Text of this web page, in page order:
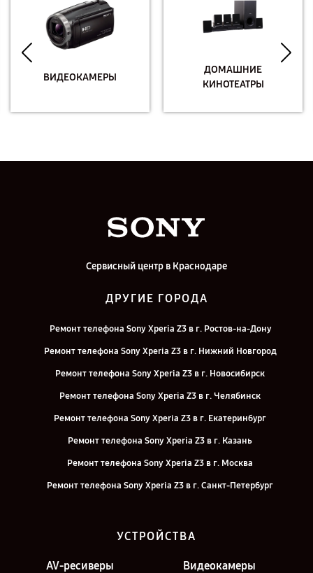
ВИДЕОКАМЕРЫ
ДОМАШНИЕ
КИНОТЕАТРЫ
Сервисный центр в Краснодаре
ДРУГИЕ ГОРОДА
Ремонт телефона Sony Xperia Z3 в г. Ростов-на-Дону
Ремонт телефона Sony Xperia Z3 в г. Нижний Новгород
Ремонт телефона Sony Xperia Z3 в г. Новосибирск
Ремонт телефона Sony Xperia Z3 в г. Челябинск
Ремонт телефона Sony Xperia Z3 в г. Екатеринбург
Ремонт телефона Sony Xperia Z3 в г. Казань
Ремонт телефона Sony Xperia Z3 в г. Москва
Ремонт телефона Sony Xperia Z3 в г. Санкт-Петербург
УСТРОЙСТВА
AV-ресиверы Видеокамеры